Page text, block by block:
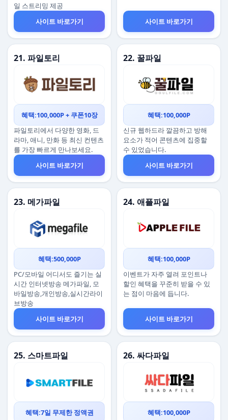
일 스트리밍 제공
사이트 바로가기
사이트 바로가기
21. 파일토리
혜택:100,000P + 쿠폰10장
파일토리에서 다양한 영화, 드
라마, 애니, 만화 등 최신 컨텐츠
를 가장 빠르게 만나보세요.
사이트 바로가기
22. 꿀파일
혜택:100,000P
신규 웹하드라 깔끔하고 방해
요소가 적어 콘텐츠에 집중할
수 있었습니다.
사이트 바로가기
23. 메가파일
혜택:500,000P
PC/모바일 어디서도 즐기는 실
시간 인터넷방송 메가파일, 모
바일방송,개인방송,실시간라이
브방송
사이트 바로가기
24. 애플파일
혜택:100,000P
이벤트가 자주 열려 포인트나
할인 혜택을 꾸준히 받을 수 있
는 점이 마음에 듭니다.
사이트 바로가기
25. 스마트파일
혜택:7일 무제한 정액권
26. 싸다파일
혜택:100,000P